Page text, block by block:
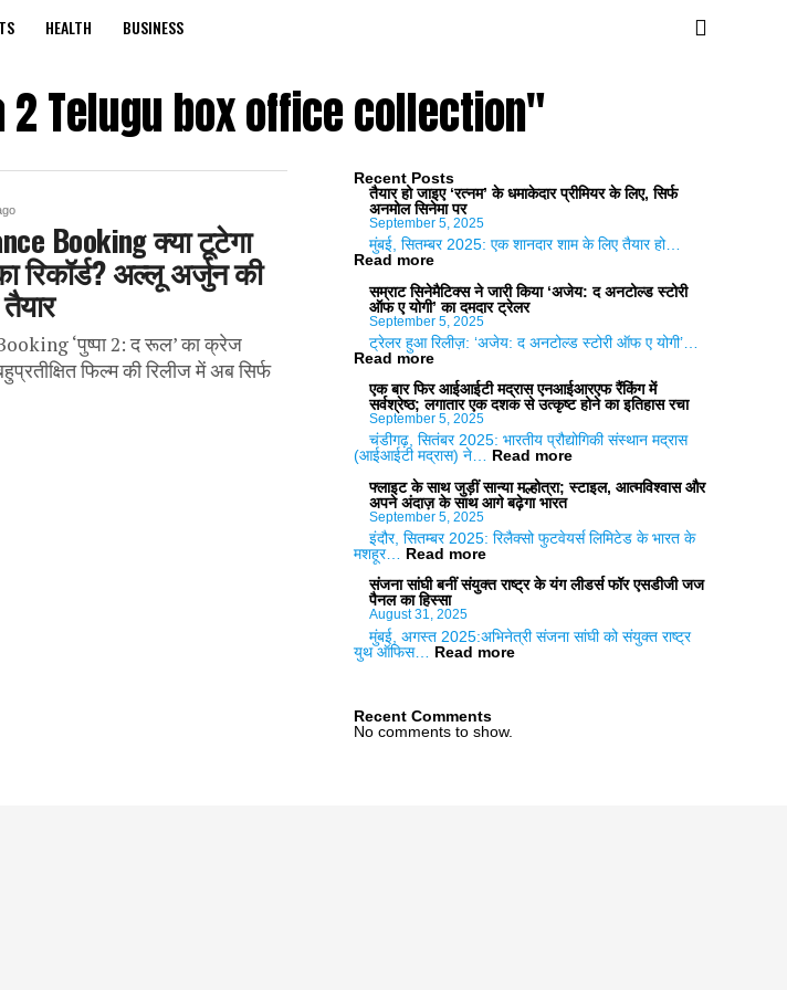
HEALTH BUSINESS
Telugu box office collection"
Booking क्या टूटेगा
रिकॉर्ड? अल्लू अर्जुन की
‘पुष्पा 2: द रूल’ का क्रेज
फिल्म की रिलीज में अब सिर्फ
Recent Posts
तैयार हो जाइए ‘रत्नम’ के धमाकेदार प्रीमियर के लिए, सिर्फ
अनमोल सिनेमा पर
September 5, 2025
मुंबई, सितम्बर 2025: एक शानदार शाम के लिए तैयार हो…
Read more:
हो
जाइए
‘रत्नम’
के
धमाकेदार
के
लिए,
सिर्फ
अनमोल
सिनेमा
पर
सम्राट सिनेमैटिक्स ने जारी किया ‘अजेय: द अनटोल्ड स्टोरी
ऑफ ए योगी’ का दमदार ट्रेलर
September 5, 2025
ट्रेलर हुआ रिलीज़: ‘अजेय: द अनटोल्ड स्टोरी ऑफ ए योगी’…
Read more:
सिनेमैटिक्स
ने
जारी
किया
‘अजेय:
द
अनटोल्ड
स्टोरी
ऑफ
योगी’
का
दमदार
ट्रेलर
एक बार फिर आईआईटी मद्रास एनआईआरएफ रैंकिंग में
सर्वश्रेष्ठ; लगातार एक दशक से उत्कृष्ट होने का इतिहास रचा
September 5, 2025
चंडीगढ़, सितंबर 2025: भारतीय प्रौद्योगिकी संस्थान मद्रास
(आईआईटी मद्रास) ने… Read more:
बार
मद्रास
एनआईआरएफ
में
सर्वश्रेष्ठ;
एक
दशक
फ्लाइट के साथ जुड़ीं सान्या मल्होत्रा; स्टाइल, आत्मविश्वास और
अपने अंदाज़ के साथ आगे बढ़ेगा भारत
September 5, 2025
इंदौर, सितम्बर 2025: रिलैक्सो फुटवेयर्स लिमिटेड के भारत के
मशहूर… Read more:
के
सान्या
मल्होत्रा;
स्टाइल,
अंदाज़
के
संजना सांघी बनीं संयुक्त राष्ट्र के यंग लीडर्स फॉर एसडीजी जज
पैनल का हिस्सा
August 31, 2025
मुंबई, अगस्त 2025:अभिनेत्री संजना सांघी को संयुक्त राष्ट्र
युथ ऑफिस… Read more:
Recent Comments
No comments to show.